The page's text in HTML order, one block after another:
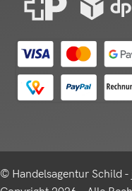
© Handelsagentur Schild